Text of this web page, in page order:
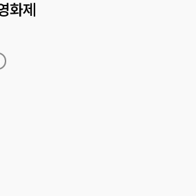
화제